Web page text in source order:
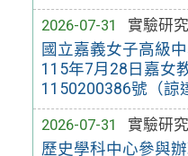
2026-07-31
實驗研
國立嘉義女子高級
115年7月28日嘉女
1150200386號（諒
2026-07-31
實驗研
歷史學科中心參與